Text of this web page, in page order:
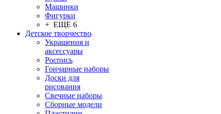
Машинки
Фигурки
+ ЕЩЕ 6
Детское творчество
Украшения и
аксессуары
Роспись
Гончарные наборы
Доски для
рисования
Свечные наборы
Сборные модели